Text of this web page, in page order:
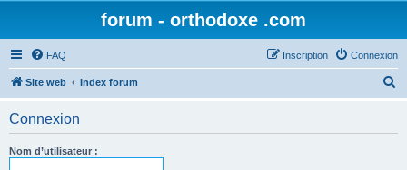
forum - orthodoxe .com
FAQ Connexion
Inscription
Site web Index forum
Connexion
Nom d’utilisateur :